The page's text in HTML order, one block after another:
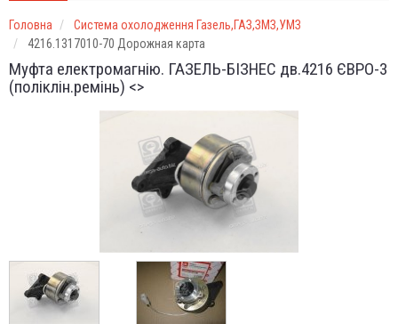
Головна
Система охолодження Газель,ГАЗ,ЗМЗ,УМЗ
4216.1317010-70 Дорожная карта
Муфта електромагнію. ГАЗЕЛЬ-БІЗНЕС дв.4216 ЄВРО-3
(поліклін.ремінь) <>